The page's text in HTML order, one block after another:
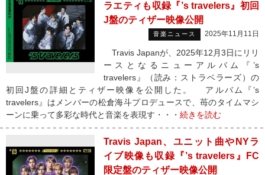
ラエティも収録『’s travelers』初回
J盤のティザー映像公開
音楽ニュース 2025年11月11日
Travis Japanが、2025年12月3日にリリ
ースとなるニューアルバム『’s
travelers』（読み：ストラベラーズ）の
初回J盤の詳細とティザー映像を公開した。 アルバム『’s
travelers』はメンバーの松倉海斗プロデュースで、苺のタイムマシ
ーンに乗って多彩な時代と音楽を表現す・・・ 続きを読む
Travis Japan、ユニット曲やNYラ
イブ映像も収録『’s travelers』FC
限定盤のティザー映像公開